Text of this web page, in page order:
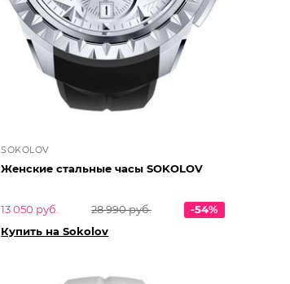
SOKOLOV
Женские стальные часы SOKOLOV
13 050 руб. 28 990 руб.
-54%
Купить на Sokolov